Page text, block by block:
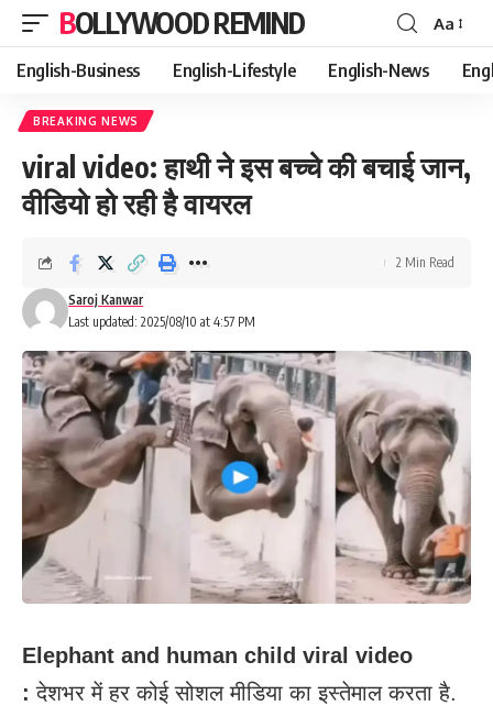
BOLLYWOOD REMIND
Font
Resizer
Aa
English-Business English-Lifestyle English-News
BREAKING NEWS
viral video: हाथी ने इस बच्चे की बचाई जान,
वीडियो हो रही है वायरल
Last updated: 2025/08/10 at 4:57 PM
Saroj Kanwar
2 Min Read
Elephant and human child viral video
:देशभर में हर कोई सोशल मीडिया का इस्तेमाल करता है.